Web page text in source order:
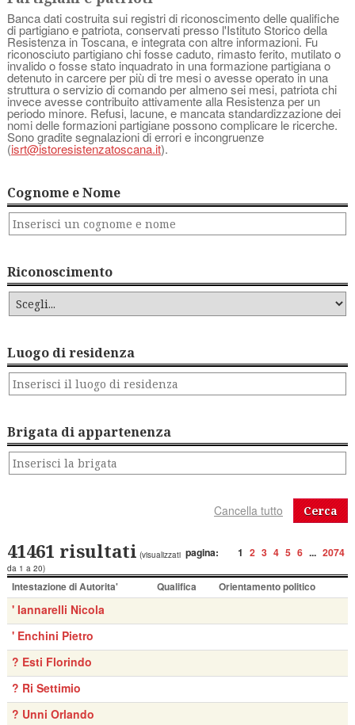
Banca dati costruita sui registri di riconoscimento delle qualifiche
di partigiano e patriota, conservati presso l'Istituto Storico della
Resistenza in Toscana, e integrata con altre informazioni. Fu
riconosciuto partigiano chi fosse caduto, rimasto ferito, mutilato o
invalido o fosse stato inquadrato in una formazione partigiana o
detenuto in carcere per più di tre mesi o avesse operato in una
struttura o servizio di comando per almeno sei mesi, patriota chi
invece avesse contribuito attivamente alla Resistenza per un
periodo minore. Refusi, lacune, e mancata standardizzazione dei
nomi delle formazioni partigiane possono complicare le ricerche.
Sono gradite segnalazioni di errori e incongruenze
(isrt@istoresistenzatoscana.it).
Cognome e Nome
Riconoscimento
Luogo di residenza
Brigata di appartenenza
Cerca
pagina: 1 2 3 4 5 6 ... 2074
41461 risultati (visualizzati
da 1 a 20)
Intestazione di Autorita' Qualifica Orientamento politico
' Iannarelli Nicola
' Enchini Pietro
? Esti Florindo
? Ri Settimio
? Unni Orlando